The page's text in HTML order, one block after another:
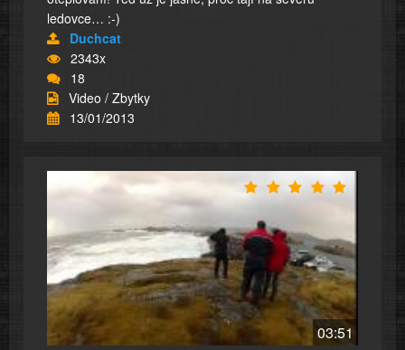
ledovce… :-)
Duchcat
2343x
18
Video / Zbytky
13/01/2013
03:51